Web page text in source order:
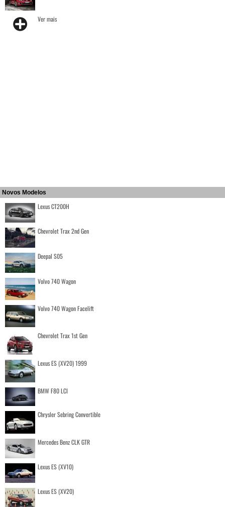
Ver mais
Novos Modelos
Lexus CT200H
Chevrolet Trax 2nd Gen
Deepal S05
Volvo 740 Wagon
Volvo 740 Wagon Facelift
Chevrolet Trax 1st Gen
Lexus ES (XV20) 1999
BMW F80 LCI
Chrysler Sebring Convertible
Mercedes Benz CLK GTR
Lexus ES (XV10)
Lexus ES (XV20)